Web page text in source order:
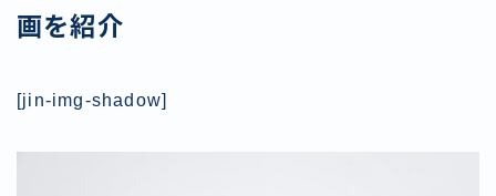
画を紹介
[jin-img-shadow]